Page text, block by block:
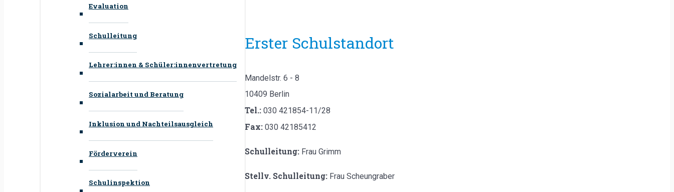
Evaluation
Schulleitung
Lehrer:innen & Schüler:innenvertretung
Sozialarbeit und Beratung
Inklusion und Nachteilsausgleich
Förderverein
Schulinspektion
Erster Schulstandort
Mandelstr. 6 - 8
10409 Berlin
Tel.: 030 421854-11/28
Fax: 030 42185412
Schulleitung: Frau Grimm
Stellv. Schulleitung: Frau Scheungraber